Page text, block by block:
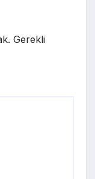
Gerekli